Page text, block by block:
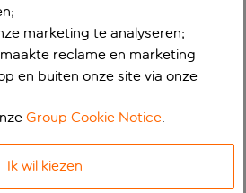
marketing te analyseren;
reclame en marketing
en buiten onze site via onze
Group Cookie Notice.
Ik wil kiezen